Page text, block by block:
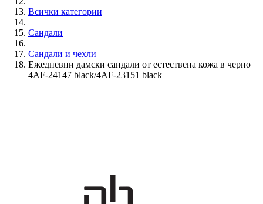
Всички категории
|
Сандали
|
Сандали и чехли
Ежедневни дамски сандали от естествена кожа в черно
4AF-24147 black/4AF-23151 black